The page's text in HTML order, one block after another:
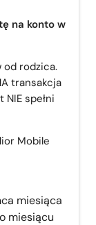
na konto w
od rodzica.
transakcja
spełni
Mobile
miesiąca
miesiącu